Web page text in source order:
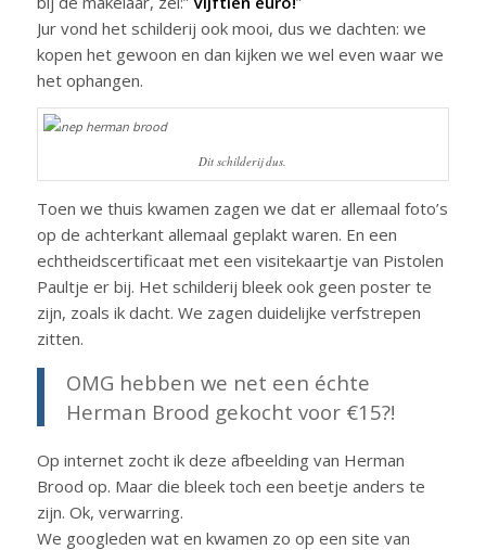
Jur vond het schilderij ook mooi, dus we dachten: we
kopen het gewoon en dan kijken we wel even waar we
het ophangen.
Dit schilderij dus.
Toen we thuis kwamen zagen we dat er allemaal foto’s
op de achterkant allemaal geplakt waren. En een
echtheidscertificaat met een visitekaartje van Pistolen
Paultje er bij. Het schilderij bleek ook geen poster te
zijn, zoals ik dacht. We zagen duidelijke verfstrepen
zitten.
OMG hebben we net een échte
Herman Brood gekocht voor €15?!
Op internet zocht ik deze afbeelding van Herman
Brood op. Maar die bleek toch een beetje anders te
zijn. Ok, verwarring.
We googleden wat en kwamen zo op een site van